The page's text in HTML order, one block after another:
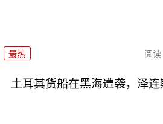
最热 阅读
土耳其货船在黑海遭袭，泽